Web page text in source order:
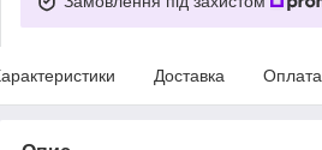
Доставка Оплата